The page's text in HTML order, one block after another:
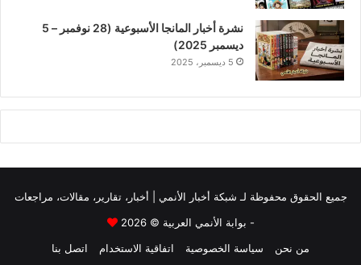
نشرة أخبار المانجا الأسبوعية (28 نوفمبر – 5
ديسمبر 2025)
5 ديسمبر، 2025
جميع الحقوق محفوظة لـ شبكة أخبار الأنمي | أخبار، تقارير، مقالات، مراجعات
- بوابة الأنمي العربية © 2026
من نحن
سياسة الخصوصية اتفاقية الاستخدام اتصل بنا